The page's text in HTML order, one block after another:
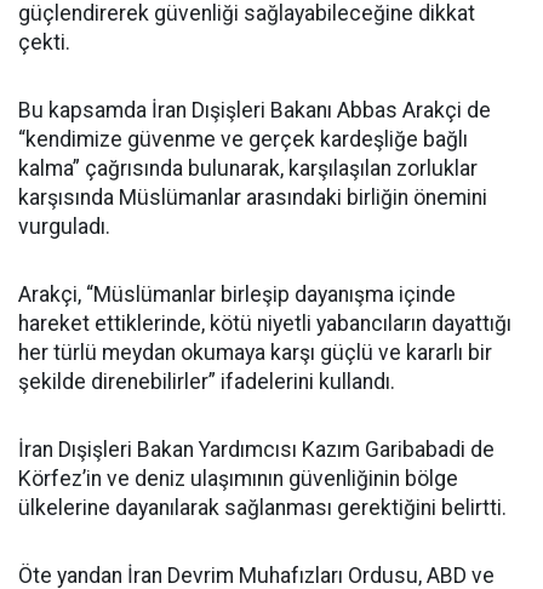
güçlendirerek güvenliği sağlayabileceğine dikkat
çekti.
Bu kapsamda İran Dışişleri Bakanı Abbas Arakçi de
“kendimize güvenme ve gerçek kardeşliğe bağlı
kalma” çağrısında bulunarak, karşılaşılan zorluklar
karşısında Müslümanlar arasındaki birliğin önemini
vurguladı.
Arakçi, “Müslümanlar birleşip dayanışma içinde
hareket ettiklerinde, kötü niyetli yabancıların dayattığı
her türlü meydan okumaya karşı güçlü ve kararlı bir
şekilde direnebilirler” ifadelerini kullandı.
İran Dışişleri Bakan Yardımcısı Kazım Garibabadi de
Körfez’in ve deniz ulaşımının güvenliğinin bölge
ülkelerine dayanılarak sağlanması gerektiğini belirtti.
Öte yandan İran Devrim Muhafızları Ordusu, ABD ve